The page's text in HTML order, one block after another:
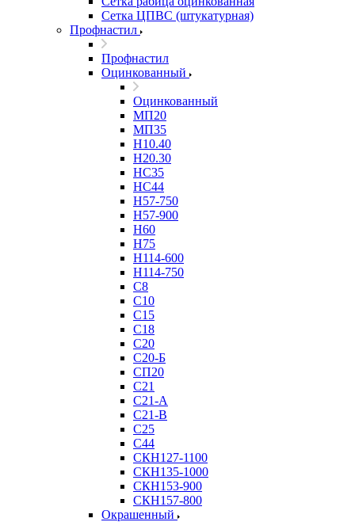
Сетка ЦПВС (штукатурная)
Профнастил
Профнастил
Оцинкованный
Оцинкованный
МП20
МП35
Н10.40
Н20.30
НС35
НС44
Н57-750
Н57-900
Н60
Н75
Н114-600
Н114-750
С8
С10
С15
С18
С20
С20-Б
СП20
С21
С21-А
С21-В
С25
С44
СКН127-1100
СКН135-1000
СКН153-900
СКН157-800
Окрашенный